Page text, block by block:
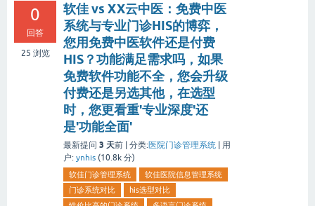
0
回答
25 浏览
软佳 vs XX云中医：免费中医
系统与专业门诊HIS的博弈，
您用免费中医软件还是付费
HIS？功能满足需求吗，如果
免费软件功能不全，您会升级
付费还是另选其他，在选型
时，您更看重'专业深度'还
是'功能全面'
最新提问 3 天前 | 分类:医院门诊管理系统 | 用
户: ynhis (10.8k 分)
软佳门诊管理系统
软佳医院信息管理系统
门诊系统对比
his选型对比